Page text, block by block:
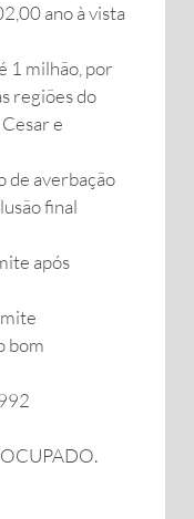
ano à vista
1 milhão, por
regiões do
e
de averbação
final
após
bom